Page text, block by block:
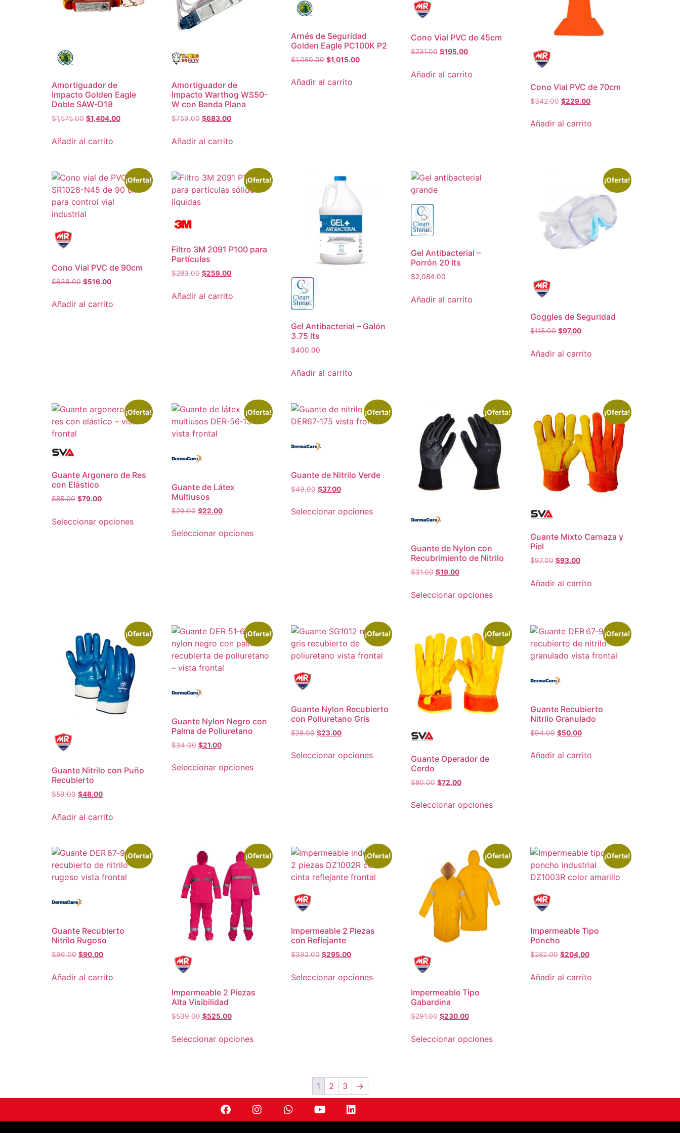
Amortiguador de
Impacto Golden Eagle
Doble SAW-D18
$1,575.00 $1,404.00
Añadir al carrito
Amortiguador de
Impacto Warthog WS50-
W con Banda Plana
$759.00 $683.00
Añadir al carrito
Arnés de Seguridad
Golden Eagle PC100K P2
$1,050.00 $1,015.00
Añadir al carrito
Cono Vial PVC de 45cm
$231.00 $195.00
Añadir al carrito
Cono Vial PVC de 70cm
$342.00 $229.00
Añadir al carrito
¡Oferta!
Cono Vial PVC de 90cm
$636.00 $516.00
Añadir al carrito
¡Oferta!
Filtro 3M 2091 P100 para
Partículas
$283.00 $259.00
Añadir al carrito
Gel Antibacterial – Galón
3.75 lts
$400.00
Añadir al carrito
Gel Antibacterial –
Porrón 20 lts
$2,084.00
Añadir al carrito
¡Oferta!
Goggles de Seguridad
$118.00 $97.00
Añadir al carrito
¡Oferta!
Guante Argonero de Res
con Elástico
$85.00 $79.00
Seleccionar opciones
¡Oferta!
Guante de Látex
Multiusos
$29.00 $22.00
Seleccionar opciones
¡Oferta!
Guante de Nitrilo Verde
$49.00 $37.00
Seleccionar opciones
¡Oferta!
Guante de Nylon con
Recubrimiento de Nitrilo
$31.00 $19.00
Seleccionar opciones
¡Oferta!
Guante Mixto Carnaza y
Piel
$97.00 $93.00
Añadir al carrito
¡Oferta!
Guante Nitrilo con Puño
Recubierto
$59.00 $48.00
Añadir al carrito
¡Oferta!
Guante Nylon Negro con
Palma de Poliuretano
$34.00 $21.00
Seleccionar opciones
¡Oferta!
Guante Nylon Recubierto
con Poliuretano Gris
$28.00 $23.00
Seleccionar opciones
¡Oferta!
Guante Operador de
Cerdo
$80.00 $72.00
Seleccionar opciones
¡Oferta!
Guante Recubierto
Nitrilo Granulado
$94.00 $50.00
Añadir al carrito
¡Oferta!
Guante Recubierto
Nitrilo Rugoso
$96.00 $90.00
Añadir al carrito
¡Oferta!
Impermeable 2 Piezas
Alta Visibilidad
$539.00 $525.00
Seleccionar opciones
¡Oferta!
Impermeable 2 Piezas
con Reflejante
$392.00 $295.00
Seleccionar opciones
¡Oferta!
Impermeable Tipo
Gabardina
$291.00 $230.00
Seleccionar opciones
¡Oferta!
Impermeable Tipo
Poncho
$282.00 $204.00
Añadir al carrito
1 2 3 →